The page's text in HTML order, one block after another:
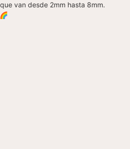
van desde 2mm hasta 8mm.